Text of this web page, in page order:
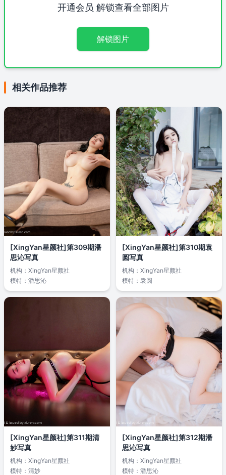
开通会员 解锁查看全部图片
解锁图片
相关作品推荐
[XingYan星颜社]第309期潘
思沁写真
机构： XingYan星颜社
模特： 潘思沁
[XingYan星颜社]第310期袁
圆写真
机构： XingYan星颜社
模特： 袁圆
[XingYan星颜社]第311期清
妙写真
机构： XingYan星颜社
模特： 清妙
[XingYan星颜社]第312期潘
思沁写真
机构： XingYan星颜社
模特： 潘思沁